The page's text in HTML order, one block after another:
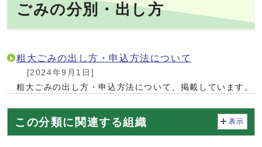
ごみの分別・出し方
粗大ごみの出し方・申込方法について
[2024年9月1日]
粗大ごみの出し方・申込方法について、掲載しています。
この分類に関連する組織 表示